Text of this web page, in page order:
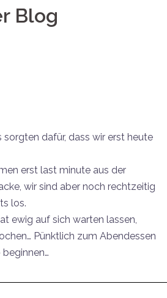
Blog
dafür, dass wir erst heute
erst last minute aus der
wir sind aber noch rechtzeitig
los.
ewig auf sich warten lassen,
Pünktlich zum Abendessen